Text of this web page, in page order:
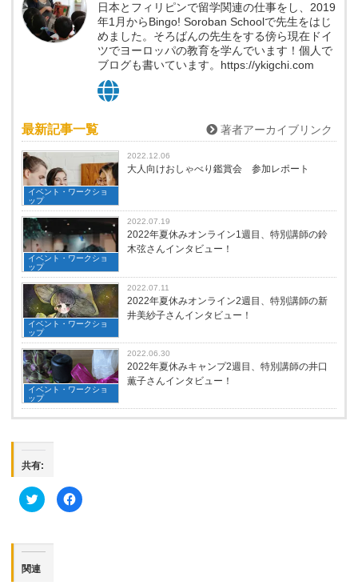
日本とフィリピンで留学関連の仕事をし、2019
年1月からBingo! Soroban Schoolで先生をはじ
めました。そろばんの先生をする傍ら現在ドイ
ツでヨーロッパの教育を学んでいます！個人で
ブログも書いています。https://ykigchi.com
最新記事一覧 著者アーカイブリンク
イベント・ワークショ
ップ
2022.12.06
大人向けおしゃべり鑑賞会 参加レポート
イベント・ワークショ
ップ
2022.07.19
2022年夏休みオンライン1週目、特別講師の鈴
木弦さんインタビュー！
イベント・ワークショ
ップ
2022.07.11
2022年夏休みオンライン2週目、特別講師の新
井美紗子さんインタビュー！
イベント・ワークショ
ップ
2022.06.30
2022年夏休みキャンプ2週目、特別講師の井口
薫子さんインタビュー！
共有:
ク
リ
て
Twitter
で
共
Facebook
で
関連